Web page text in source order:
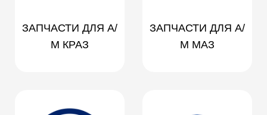
ЗАПЧАСТИ ДЛЯ А/
М КРАЗ
ЗАПЧАСТИ ДЛЯ А/
М МАЗ